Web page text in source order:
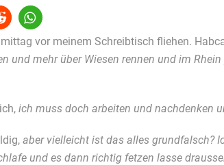
vor meinem Schreibtisch fliehen.
und mehr über Wiesen rennen und im
ich muss doch arbeiten und nachdenken
aber vielleicht ist das alles grundfalsch?
und es dann richtig fetzen lasse